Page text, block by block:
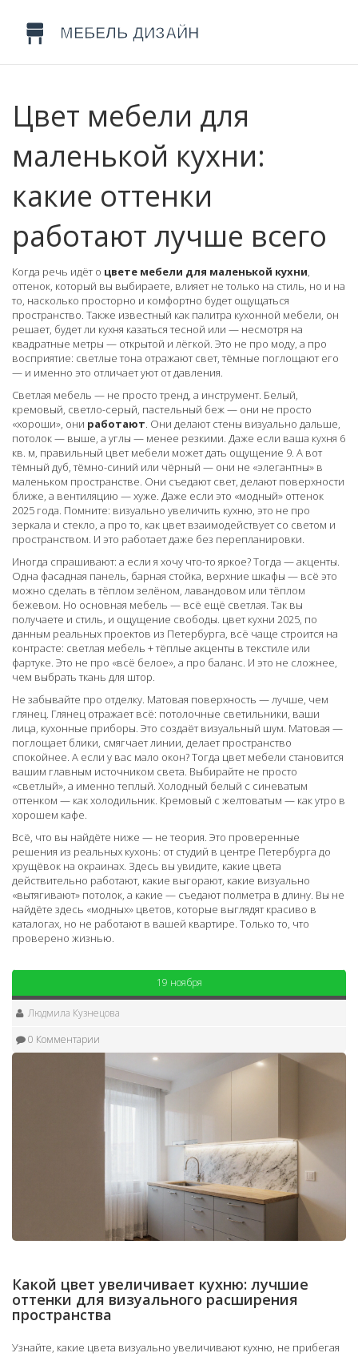
Цвет мебели для
маленькой кухни:
какие оттенки
работают лучше всего
Когда речь идёт о цвете мебели для маленькой кухни,
оттенок, который вы выбираете, влияет не только на стиль, но и на
то, насколько просторно и комфортно будет ощущаться
пространство. Также известный как палитра кухонной мебели, он
решает, будет ли кухня казаться тесной или — несмотря на
квадратные метры — открытой и лёгкой. Это не про моду, а про
восприятие: светлые тона отражают свет, тёмные поглощают его
— и именно это отличает уют от давления.
Светлая мебель — не просто тренд, а инструмент. Белый,
кремовый, светло-серый, пастельный беж — они не просто
«хороши», они работают. Они делают стены визуально дальше,
потолок — выше, а углы — менее резкими. Даже если ваша кухня 6
кв. м, правильный цвет мебели может дать ощущение 9. А вот
тёмный дуб, тёмно-синий или чёрный — они не «элегантны» в
маленьком пространстве. Они съедают свет, делают поверхности
ближе, а вентиляцию — хуже. Даже если это «модный» оттенок
2025 года. Помните: визуально увеличить кухню, это не про
зеркала и стекло, а про то, как цвет взаимодействует со светом и
пространством. И это работает даже без перепланировки.
Иногда спрашивают: а если я хочу что-то яркое? Тогда — акценты.
Одна фасадная панель, барная стойка, верхние шкафы — всё это
можно сделать в тёплом зелёном, лавандовом или тёплом
бежевом. Но основная мебель — всё ещё светлая. Так вы
получаете и стиль, и ощущение свободы. цвет кухни 2025, по
данным реальных проектов из Петербурга, всё чаще строится на
контрасте: светлая мебель + тёплые акценты в текстиле или
фартуке. Это не про «всё белое», а про баланс. И это не сложнее,
чем выбрать ткань для штор.
Не забывайте про отделку. Матовая поверхность — лучше, чем
глянец. Глянец отражает всё: потолочные светильники, ваши
лица, кухонные приборы. Это создаёт визуальный шум. Матовая —
поглощает блики, смягчает линии, делает пространство
спокойнее. А если у вас мало окон? Тогда цвет мебели становится
вашим главным источником света. Выбирайте не просто
«светлый», а именно теплый. Холодный белый с синеватым
оттенком — как холодильник. Кремовый с желтоватым — как утро в
хорошем кафе.
Всё, что вы найдёте ниже — не теория. Это проверенные
решения из реальных кухонь: от студий в центре Петербурга до
хрущёвок на окраинах. Здесь вы увидите, какие цвета
действительно работают, какие выгорают, какие визуально
«вытягивают» потолок, а какие — съедают полметра в длину. Вы не
найдёте здесь «модных» цветов, которые выглядят красиво в
каталогах, но не работают в вашей квартире. Только то, что
проверено жизнью.
19 ноября
Людмила Кузнецова
0 Комментарии
Какой цвет увеличивает кухню: лучшие
оттенки для визуального расширения
пространства
Узнайте, какие цвета визуально увеличивают кухню, не прибегая